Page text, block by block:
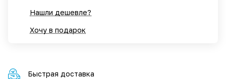
Нашли дешевле?
Хочу в подарок
Быстрая доставка